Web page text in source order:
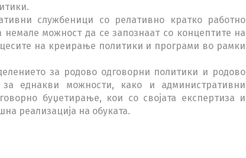
службеници со релативно кратко работно
немале можност да се запознаат со концептите на
на креирање политики и програми во рамки
за родово одговорни политики и родово
еднакви можности, како и административни
буџетирање, кои со својата експертиза и
реализација на обуката.